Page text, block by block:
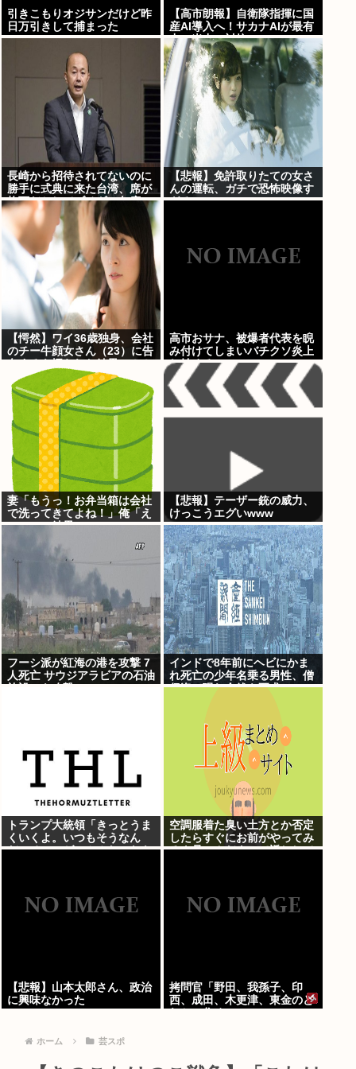
引きこもりオジサンだけど昨
日万引きして捕まった
【高市朗報】自衛隊指揮に国
産AI導入へ！サカナAIが最有
力。米中へ対抗
長崎から招待されてないのに
勝手に式典に来た台湾、席が
格下だとしてブチギレ欠席w
【悲報】免許取りたての女さ
んの運転、ガチで恐怖映像す
ぎるwww
【愕然】ワイ36歳独身、会社
のチー牛顔女さん（23）に告
高市おサナ、被爆者代表を睨
み付けてしまいバチクソ炎上
し始めるw w w w w w w w
w w
妻「もうっ！お弁当箱は会社
で洗ってきてよね！」俺「え
ぇ…」→結果www
【悲報】テーザー銃の威力、
けっこうエグいwww
フーシ派が紅海の港を攻撃 7
人死亡 サウジアラビアの石油
インドで8年前にヘビにかま
れ死亡の少年名乗る男性、僧
侶姿で現れ金銭を要求
トランプ大統領「きっとうま
くいくよ。いつもそうなん
だ。チェスゲームみたいなも
空調服着た臭い土方とか否定
したらすぐにお前がやってみ
ろよ暑いんだよって返しして
【悲報】山本太郎さん、政治
に興味なかった
拷問官「野田、我孫子、印
西、成田、木更津、東金のど
ホーム 芸スポ